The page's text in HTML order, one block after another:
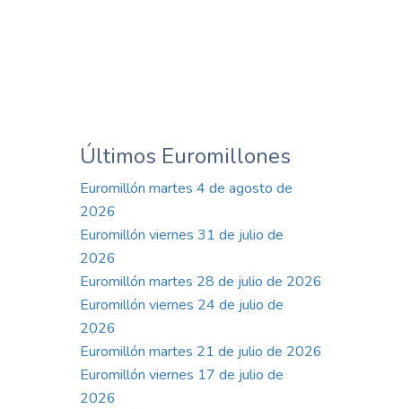
Últimos Euromillones
Euromillón martes 4 de agosto de
2026
Euromillón viernes 31 de julio de
2026
Euromillón martes 28 de julio de 2026
Euromillón viernes 24 de julio de
2026
Euromillón martes 21 de julio de 2026
Euromillón viernes 17 de julio de
2026